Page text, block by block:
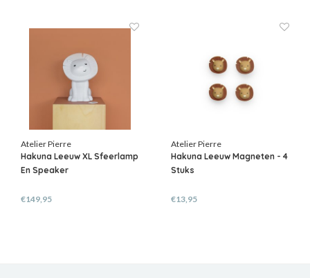
Atelier Pierre
Hakuna Leeuw XL Sfeerlamp
En Speaker
€149,95
Atelier Pierre
Hakuna Leeuw Magneten - 4
Stuks
€13,95